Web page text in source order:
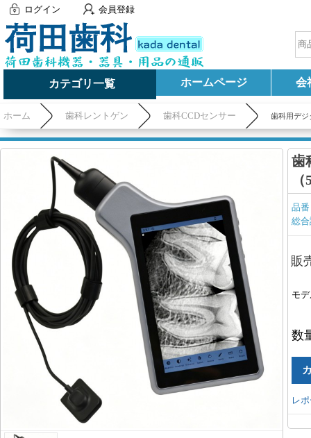
ログイン 会員登録
カテゴリ一覧 ホームページ 会
ホーム 歯科レントゲン 歯科CCDセンサー 歯科用デジ
歯
品
総
販
モ
数
レ